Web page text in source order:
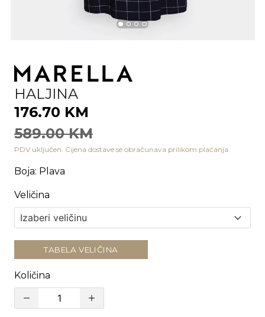
HALJINA
176.70 KM
589.00 KM
PDV uključen. Cijena dostave se obračunava prilikom plaćanja.
Boja: Plava
Veličina
TABELA VELIČINA
Količina